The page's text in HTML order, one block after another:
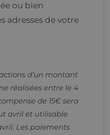
ou bien
adresses de votre
d’un montant
réalisées entre le 4
de 15€ sera
avril et utilisable
Les paiements